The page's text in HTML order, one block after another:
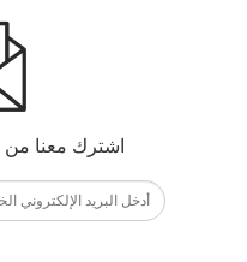
اشترك معنا من